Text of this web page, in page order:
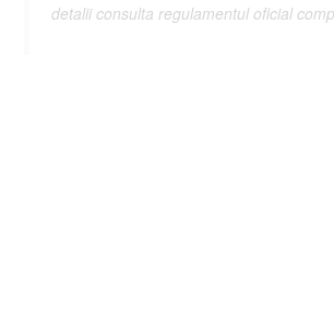
detalii consulta regulamentul oficial complet.